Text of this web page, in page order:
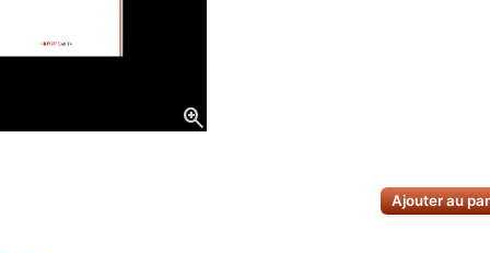
zoom_in
Ajouter au